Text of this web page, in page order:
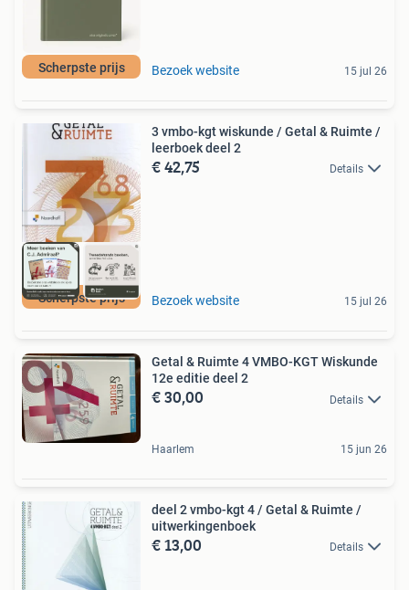
Scherpste prijs Bezoek website 15 jul 26
Scherpste prijs
3 vmbo-kgt wiskunde / Getal & Ruimte /
leerboek deel 2
€ 42,75 Details
Bezoek website 15 jul 26
Getal & Ruimte 4 VMBO-KGT Wiskunde
12e editie deel 2
€ 30,00 Details
Haarlem 15 jun 26
deel 2 vmbo-kgt 4 / Getal & Ruimte /
uitwerkingenboek
€ 13,00 Details